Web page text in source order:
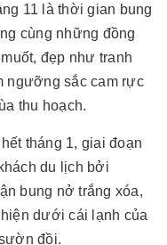
11 là thời gian bung
cùng những đồng
đẹp như tranh
ngưỡng sắc cam rực
thu hoạch.
tháng 1, giai đoạn
du lịch bởi
bung nở trắng xóa,
dưới cái lạnh của
đồi.